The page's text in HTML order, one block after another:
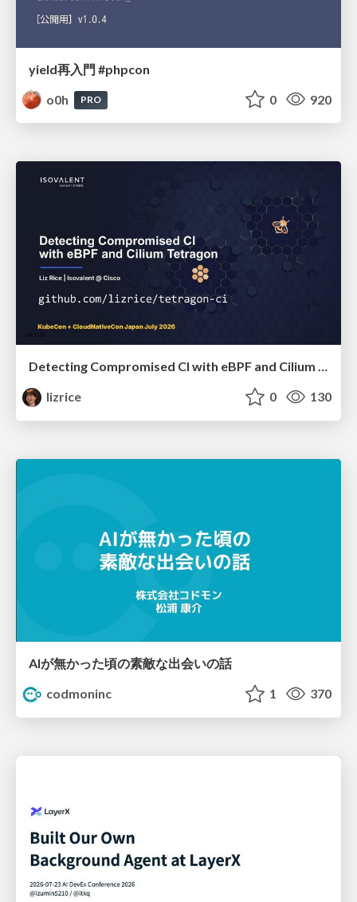
yield再入門 #phpcon
o0h
PRO 0 920
Detecting Compromised CI with eBPF and Cilium Tetragon
lizrice
0 130
AIが無かった頃の素敵な出会いの話
codmoninc
1 370